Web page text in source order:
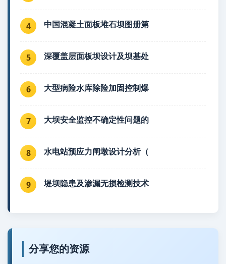
4 中国混凝土面板堆石坝图册第
5 深覆盖层面板坝设计及坝基处
6 大型病险水库除险加固控制爆
7 大坝安全监控不确定性问题的
8 水电站预应力闸墩设计分析（
9 堤坝隐患及渗漏无损检测技术
分享您的资源